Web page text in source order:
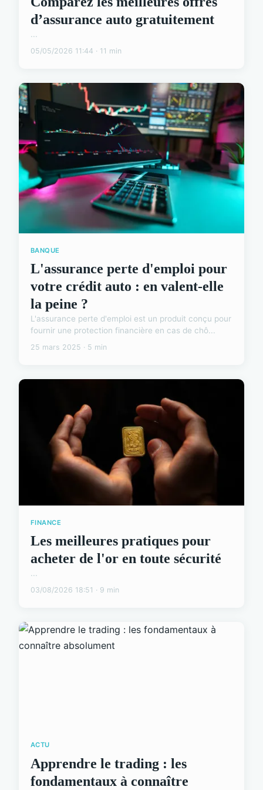
d’assurance auto gratuitement
...
05/05/2026 11:44 · 11 min
BANQUE
L'assurance perte d'emploi pour
votre crédit auto : en valent-elle
la peine ?
L'assurance perte d'emploi est un produit conçu pour
fournir une protection financière en cas de chô...
25 mars 2025 · 5 min
FINANCE
Les meilleures pratiques pour
acheter de l'or en toute sécurité
...
03/08/2026 18:51 · 9 min
ACTU
Apprendre le trading : les
fondamentaux à connaître